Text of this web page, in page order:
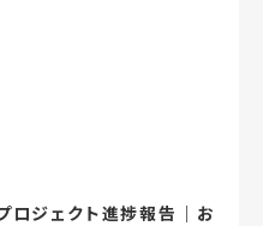
ロジェクト進捗報告｜お